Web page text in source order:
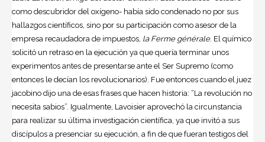
como descubridor del oxígeno- había sido condenado no por sus
hallazgos científicos, sino por su participación como asesor de la
empresa recaudadora de impuestos, la Ferme générale. El químico
solicitó un retraso en la ejecución ya que quería terminar unos
experimentos antes de presentarse ante el Ser Supremo (como
entonces le decían los revolucionarios). Fue entonces cuando el juez
jacobino dijo una de esas frases que hacen historia: “La revolución no
necesita sabios”. Igualmente, Lavoisier aprovechó la circunstancia
para realizar su última investigación científica, ya que invitó a sus
discípulos a presenciar su ejecución, a fin de que fueran testigos del